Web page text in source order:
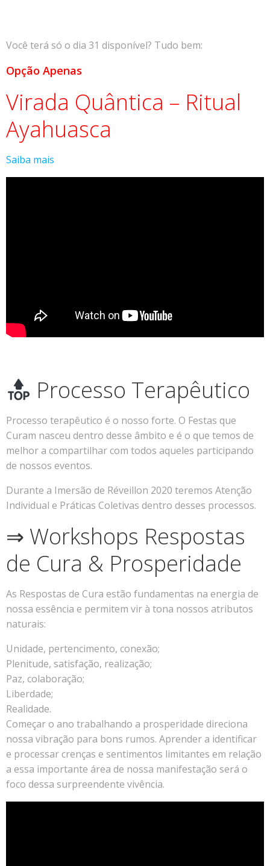
Você terá só o dia 31 disponível? Tudo bem:
Opção Apenas
Virada Quântica – Ritual
Ayahuasca
Saiba mais
Processo Terapêutico
Processo terapêutico é o nosso forte. O Festas que
Curam nasceu dentro desse âmbito e é o que temos de
melhor a compartilhar com todos aqueles participando
de nossos eventos.
Durante a Imersão de Réveillon 2020 teremos Atenção
Individual e Práticas Coletivas dentro desses processos.
⇒ Workshops Respostas
de Cura & Prosperidade
As Respostas de Cura estão fundamentas na energia de
nossa essência e permitem vir à tona nossos atributos
naturais:
Unidade, pertencimento, conexão;
Plenitude, satisfação, realização;
Paz, colaboração;
Liberdade;
Realidade.
Começar o ano trabalhando a prosperidade direciona
nossa vibração para bons rumos. Aprender a identificar
e processar crenças e sentimentos limitantes em relação
a essa importante área de nossa manifestação será o
foco dessa surpreendente vivência.